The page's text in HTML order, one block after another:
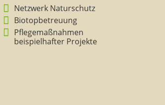
Netzwerk Naturschutz
Biotopbetreuung
Pflegemaßnahmen
beispielhafter Projekte